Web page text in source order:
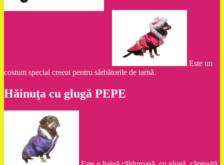
Este un
costum special creeat pentru sărbătorile de iarnă.
Hăinuţa cu glugă PEPE